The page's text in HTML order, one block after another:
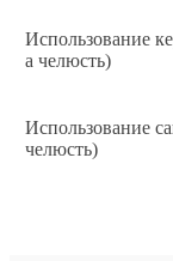
Использование
а челюсть)
Использование
челюсть)